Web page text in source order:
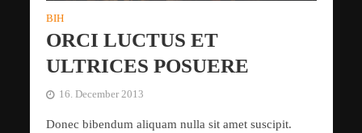
BIH
ORCI LUCTUS ET
ULTRICES POSUERE
16. December 2013
Donec bibendum aliquam nulla sit amet suscipit.